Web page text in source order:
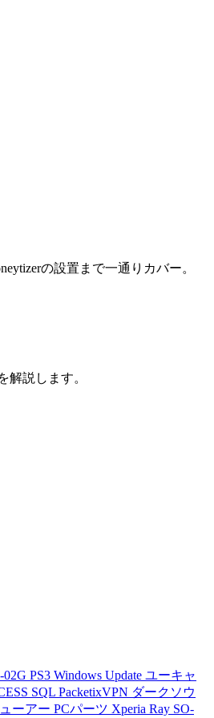
の設置まで一通りカバー。
解説します。
02G PS3 Windows Update ユーキャ
SQL PacketixVPN ダークソウ
ーアー PCパーツ Xperia Ray SO-